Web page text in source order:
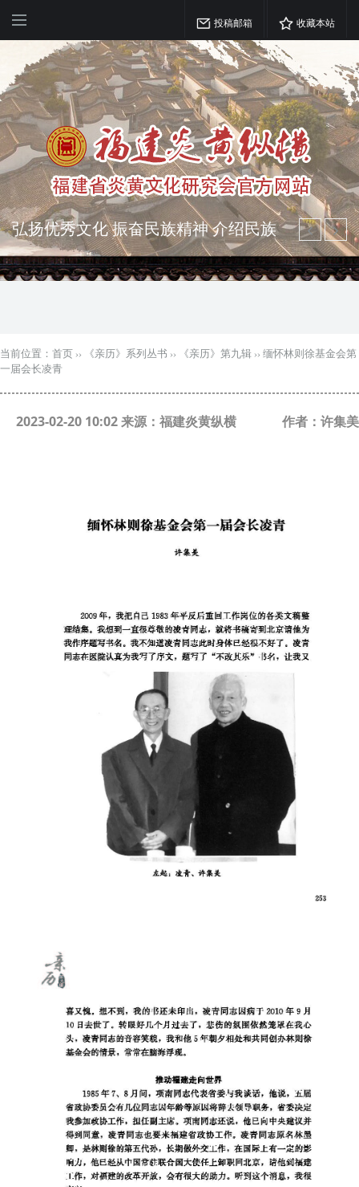
投稿邮箱 收藏本站
弘扬优秀文化 振奋民族精神 介绍民族
瑰宝 宣传中华精英
突出海西特色 报道台港澳侨 坚持古为
当前位置： 首页 ›› 《亲历》系列丛书 ›› 《亲历》第九辑 ›› 缅怀林则徐基金会第
一届会长凌青
2023-02-20 10:02 来源：福建炎黄纵横 作者：许集美